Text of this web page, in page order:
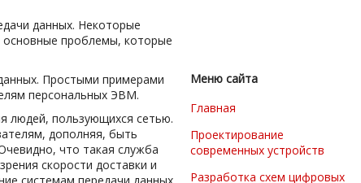
данных. Некоторые
основные проблемы, которые
Простыми примерами
персональных ЭВМ.
людей, пользующихся сетью.
дополняя, быть
что такая служба
скорости доставки и
Меню сайта
Главная
Проектирование
современных устройств
Разработка схем цифровых